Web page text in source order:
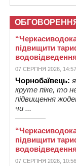
підвищити
07 СЕРПНЯ 2026, 14:57
Чорнобаївець:
круте піке, то
підвищення
чи ...
підвищити
07 СЕРПНЯ 2026, 10:56